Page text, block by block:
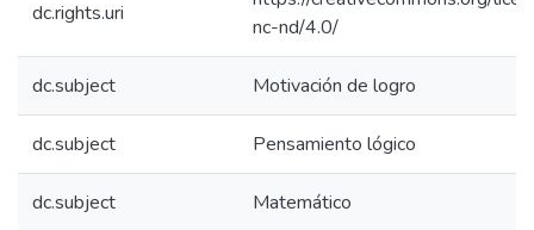
dc.rights.uri
nc-nd/4.0/
dc.subject Motivación de logro
dc.subject Pensamiento lógico
dc.subject Matemático